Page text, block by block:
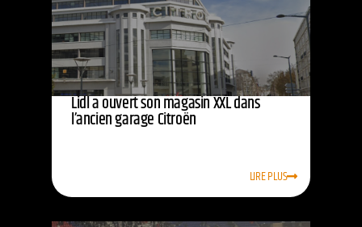
Lidl a ouvert son magasin XXL dans
l’ancien garage Citroën
LIRE PLUS